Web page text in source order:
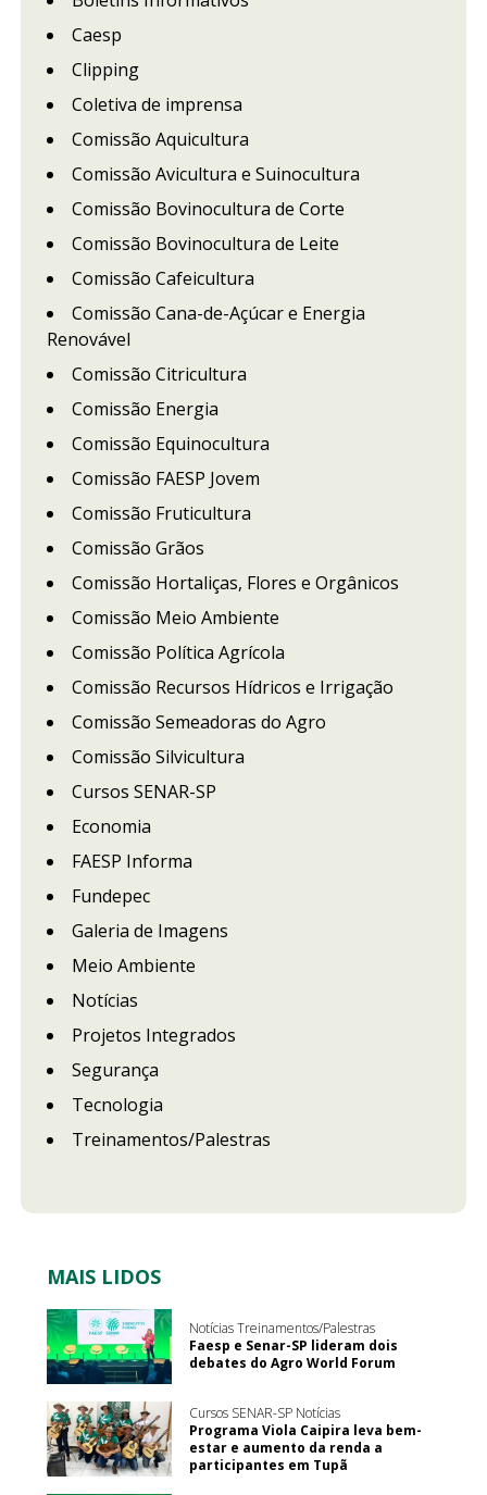
Caesp
Clipping
Coletiva de imprensa
Comissão Aquicultura
Comissão Avicultura e Suinocultura
Comissão Bovinocultura de Corte
Comissão Bovinocultura de Leite
Comissão Cafeicultura
Comissão Cana-de-Açúcar e Energia
Renovável
Comissão Citricultura
Comissão Energia
Comissão Equinocultura
Comissão FAESP Jovem
Comissão Fruticultura
Comissão Grãos
Comissão Hortaliças, Flores e Orgânicos
Comissão Meio Ambiente
Comissão Política Agrícola
Comissão Recursos Hídricos e Irrigação
Comissão Semeadoras do Agro
Comissão Silvicultura
Cursos SENAR-SP
Economia
FAESP Informa
Fundepec
Galeria de Imagens
Meio Ambiente
Notícias
Projetos Integrados
Segurança
Tecnologia
Treinamentos/Palestras
MAIS LIDOS
Notícias Treinamentos/Palestras
Faesp e Senar-SP lideram dois
debates do Agro World Forum
Cursos SENAR-SP Notícias
Programa Viola Caipira leva bem-
estar e aumento da renda a
participantes em Tupã